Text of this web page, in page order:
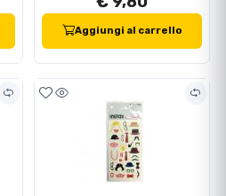
Aggiungi al carrello